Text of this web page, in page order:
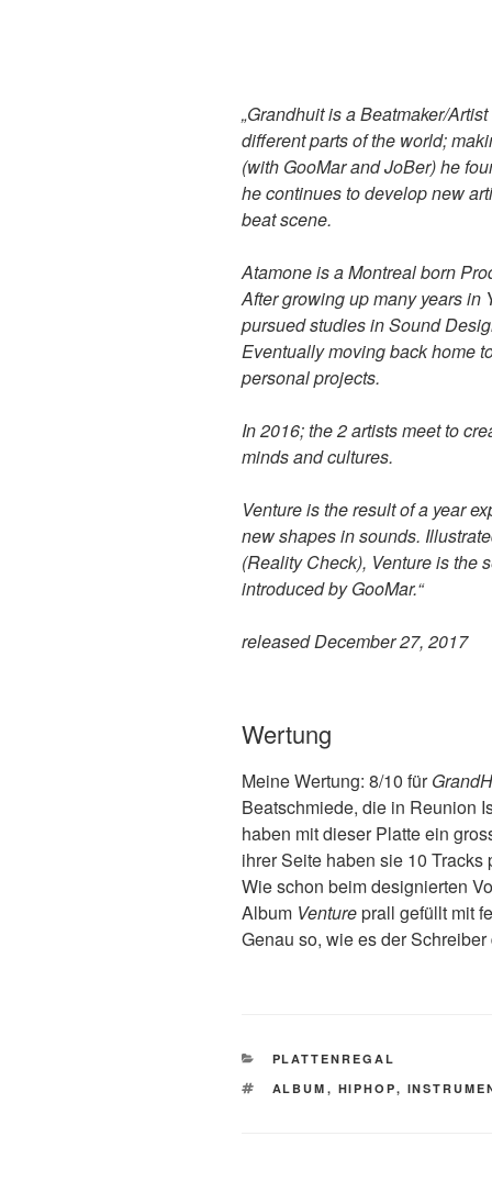
„Grandhuit is a Beatmaker/
different parts of the world;
(with GooMar and JoBer) he
he continues to develop new
beat scene.
Atamone is a Montreal born
After growing up many years in
pursued studies in Sound
Eventually moving back home
personal projects.
In 2016; the 2 artists meet to
minds and cultures.
Venture is the result of a year
new shapes in sounds.
(Reality Check), Venture is the
introduced by GooMar.“
released December 27, 2017
Wertung
Meine Wertung: 8/10 für
Beatschmiede, die in Reunion
haben mit dieser Platte ein
ihrer Seite haben sie 10
Wie schon beim designierten
Album Ventureprall gefüllt mit
Genau so, wie es der
KATEGORIEN
PLATTENREGAL
SCHLAGWÖRTER
ALBUM , HIPHOP,